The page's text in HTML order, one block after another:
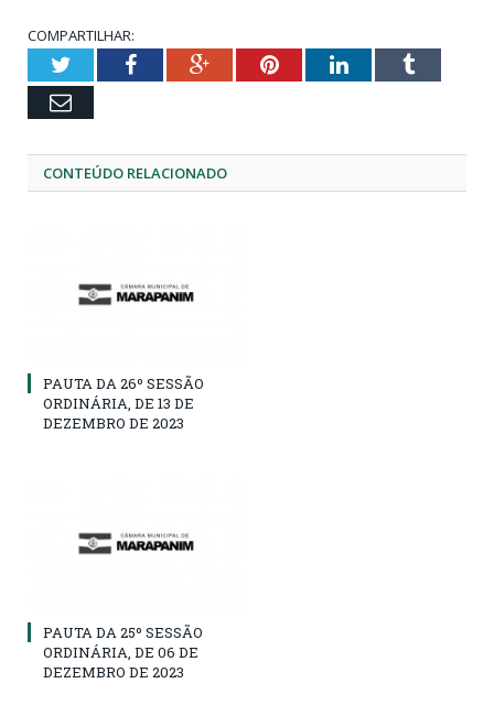
COMPARTILHAR:
TwitterFacebookGoogle+PinterestLinkedInTumblr
Email
CONTEÚDO RELACIONADO
PAUTA DA 26º SESSÃO
ORDINÁRIA, DE 13 DE
DEZEMBRO DE 2023
PAUTA DA 25º SESSÃO
ORDINÁRIA, DE 06 DE
DEZEMBRO DE 2023